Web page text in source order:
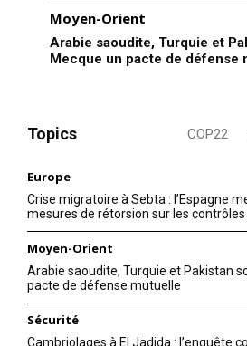
Moyen-Orient
Arabie saoudite, Turquie et
Mecque un pacte de défense
Topics COP22
Europe
Crise migratoire à Sebta : l’Espagne
mesures de rétorsion sur les
Moyen-Orient
Arabie saoudite, Turquie et Pakistan
pacte de défense mutuelle
Sécurité
Cambriolages à El Jadida : l’enquête